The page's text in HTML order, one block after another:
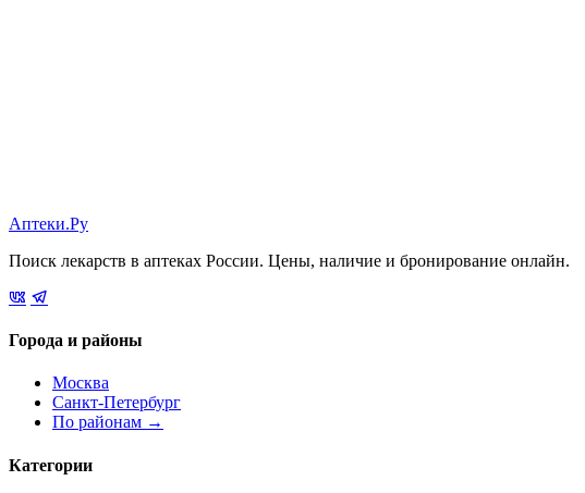
Аптеки.Ру
Поиск лекарств в аптеках России. Цены, наличие и бронирование онлайн.
Города и районы
Москва
Санкт-Петербург
По районам →
Категории